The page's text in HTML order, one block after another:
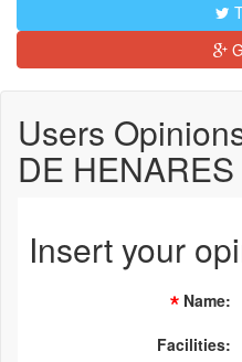
Users
DE HENARES
Insert your
Name:
Facilities: